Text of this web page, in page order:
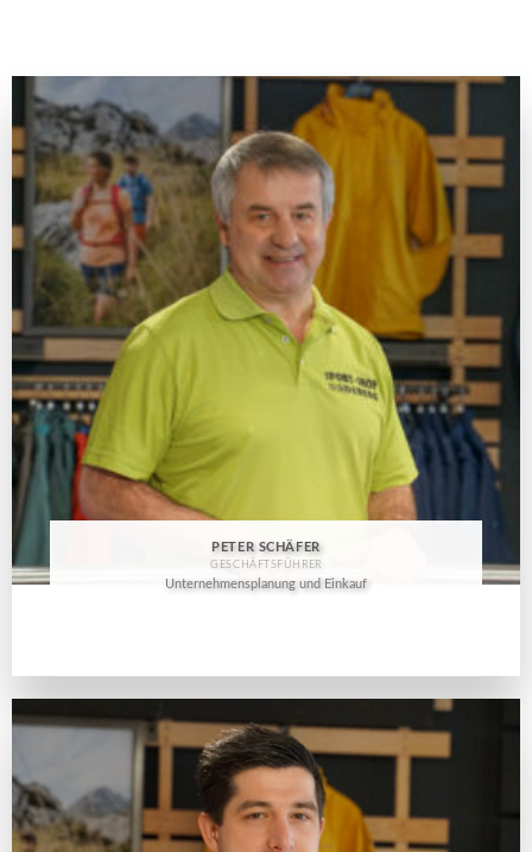
PETER SCHÄFER
GESCHÄFTSFÜHRER
Unternehmensplanung und Einkauf